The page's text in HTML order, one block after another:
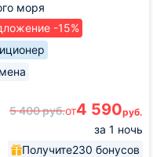
моря
-15%
5 400руб.от4 590руб.
за 1 ночь
Получите230 бонусов